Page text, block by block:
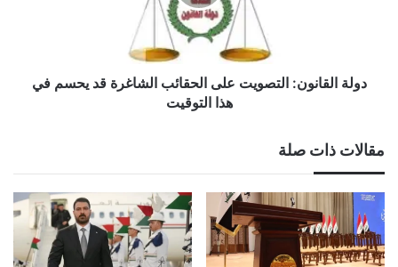
دولة القانون: التصويت على الحقائب الشاغرة قد يحسم في
هذا التوقيت
مقالات ذات صلة